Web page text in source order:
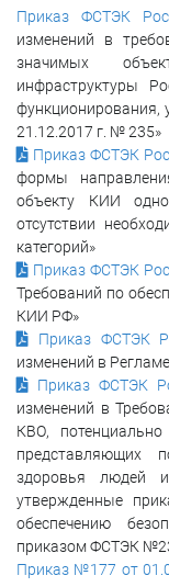
Приказ ФСТЭК
изменений в
значимых
инфраструктуры
функционирования,
21.12.2017 г. № 235»
Приказ ФСТЭК
формы
объекту КИИ
отсутствии
категорий»
Приказ ФСТЭК
Требований по
КИИ РФ»
Приказ ФСТЭК
изменений в
Приказ ФСТЭК
изменений в
КВО,
представляющих
здоровья людей
утвержденные
обеспечению
приказом ФСТЭК
Приказ №177 от